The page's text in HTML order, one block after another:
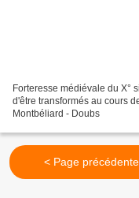
Forteresse médiévale du X°
d'être transformés au cours
Montbéliard - Doubs
< Page précédente